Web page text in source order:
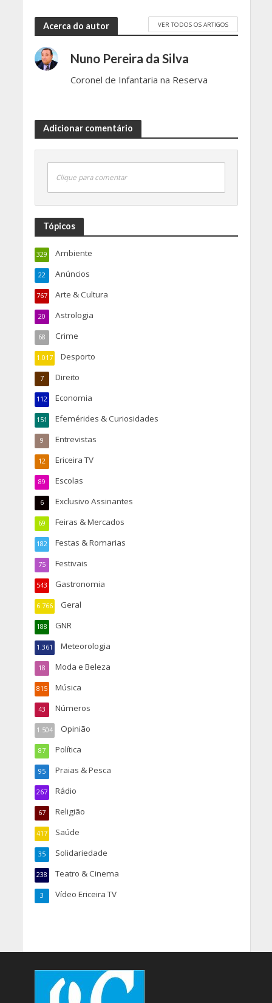
Acerca do autor VER TODOS OS ARTIGOS
Nuno Pereira da Silva
Coronel de Infantaria na Reserva
Adicionar comentário
Clique para comentar
Tópicos
Ambiente
329
Anúncios
22
Arte & Cultura
767
Astrologia
20
Crime
68
Desporto
1.017
Direito
7
Economia
112
Efemérides & Curiosidades
151
Entrevistas
9
Ericeira TV
12
Escolas
89
Exclusivo Assinantes
6
Feiras & Mercados
69
Festas & Romarias
182
Festivais
75
Gastronomia
543
Geral
6.766
GNR
188
Meteorologia
1.361
Moda e Beleza
18
Música
815
Números
43
Opinião
1.504
Política
87
Praias & Pesca
95
Rádio
267
Religião
67
Saúde
417
Solidariedade
35
Teatro & Cinema
238
Vídeo Ericeira TV
3